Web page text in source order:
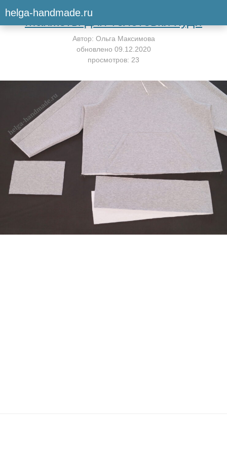
helga-handmade.ruВернуться к мастер-классу
Манжеты для толстовки худи
Автор: Ольга Максимова
обновлено 09.12.2020
просмотров: 23